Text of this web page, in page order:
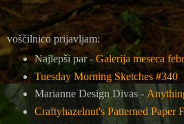
voščilnico prijavljam:
Najlepši par -Galerija meseca
Tuesday Morning Sketches #340
Marianne Design Divas -
Craftyhazelnut's Patterned Paper